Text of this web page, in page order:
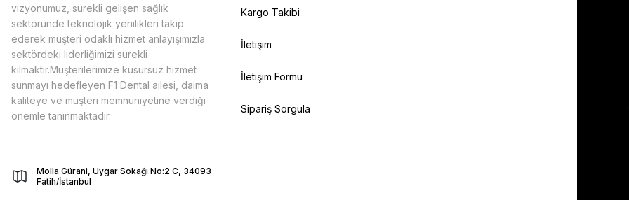
vizyonumuz, sürekli gelişen sağlık
sektöründe teknolojik yenilikleri takip
ederek müşteri odaklı hizmet anlayışımızla
sektördeki liderliğimizi sürekli
kılmaktır.Müşterilerimize kusursuz hizmet
sunmayı hedefleyen F1 Dental ailesi, daima
kaliteye ve müşteri memnuniyetine verdiği
önemle tanınmaktadır.
Molla Gürani, Uygar Sokağı No:2 C, 34093
Fatih/İstanbul
Kargo Takibi
İletişim
İletişim Formu
Sipariş Sorgula